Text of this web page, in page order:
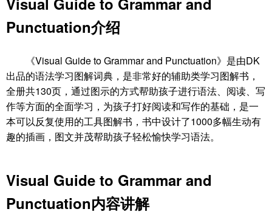
Punctuation介绍
《Visual Guide to Grammar and Punctuation》是由DK
出品的语法学习图解词典，是非常好的辅助类学习图解书，
全册共130页，通过图示的方式帮助孩子进行语法、阅读、写
作等方面的全面学习，为孩子打好阅读和写作的基础，是一
本可以反复使用的工具图解书，书中设计了1000多幅生动有
趣的插画，图文并茂帮助孩子轻松愉快学习语法。
Visual Guide to Grammar and
Punctuation内容讲解